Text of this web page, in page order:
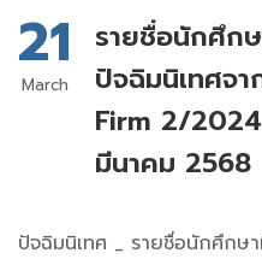
21
March
รายชื่อนักศึก
ปัจฉิมนิเทศจา
Firm 2/
มีนาคม 2568
ปัจฉิมนิเทศ _ รายชื่อนักศึกษ